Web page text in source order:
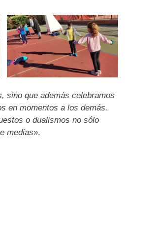
sino que además celebramos
en momentos a los demás.
o dualismos no sólo
medias».